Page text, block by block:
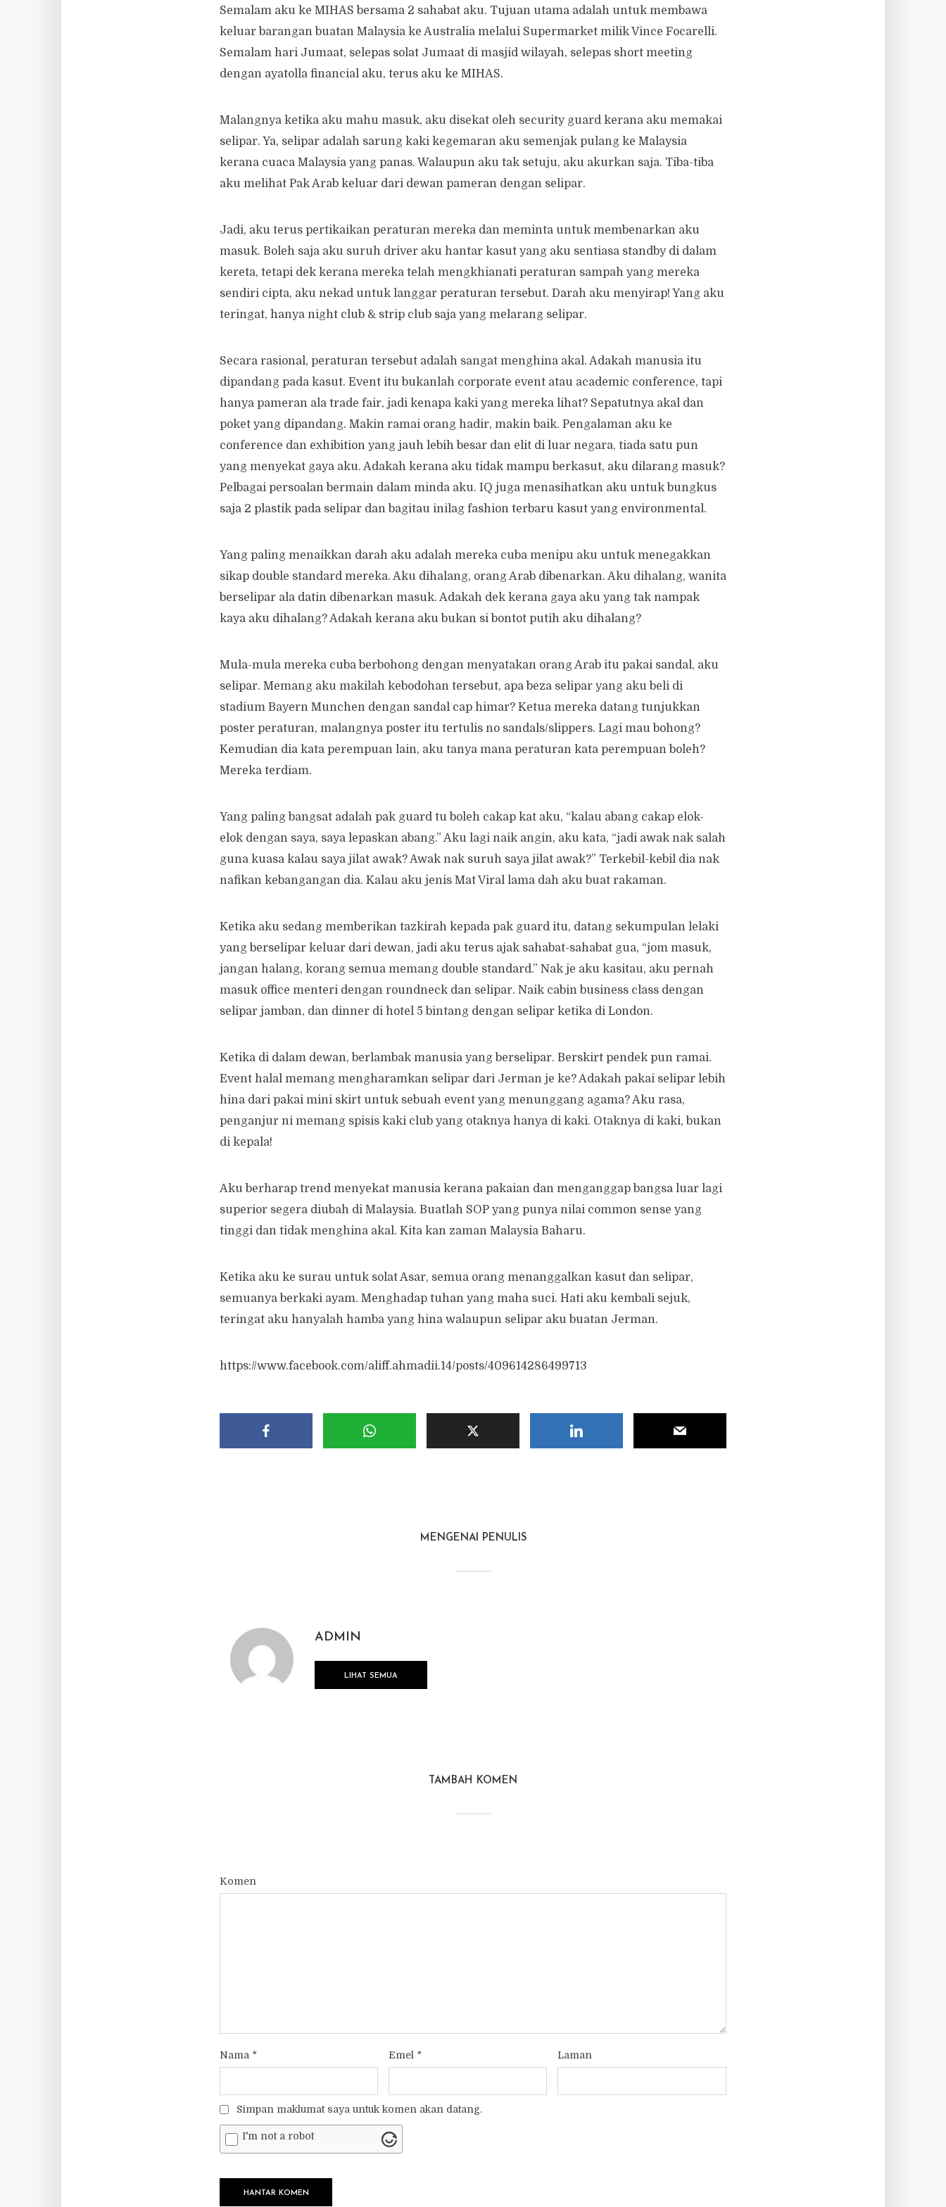
Semalam aku ke MIHAS bersama 2 sahabat aku. Tujuan utama adalah untuk membawa
keluar barangan buatan Malaysia ke Australia melalui Supermarket milik Vince Focarelli.
Semalam hari Jumaat, selepas solat Jumaat di masjid wilayah, selepas short meeting
dengan ayatolla financial aku, terus aku ke MIHAS.
Malangnya ketika aku mahu masuk, aku disekat oleh security guard kerana aku memakai
selipar. Ya, selipar adalah sarung kaki kegemaran aku semenjak pulang ke Malaysia
kerana cuaca Malaysia yang panas. Walaupun aku tak setuju, aku akurkan saja. Tiba-tiba
aku melihat Pak Arab keluar dari dewan pameran dengan selipar.
Jadi, aku terus pertikaikan peraturan mereka dan meminta untuk membenarkan aku
masuk. Boleh saja aku suruh driver aku hantar kasut yang aku sentiasa standby di dalam
kereta, tetapi dek kerana mereka telah mengkhianati peraturan sampah yang mereka
sendiri cipta, aku nekad untuk langgar peraturan tersebut. Darah aku menyirap! Yang aku
teringat, hanya night club & strip club saja yang melarang selipar.
Secara rasional, peraturan tersebut adalah sangat menghina akal. Adakah manusia itu
dipandang pada kasut. Event itu bukanlah corporate event atau academic conference, tapi
hanya pameran ala trade fair, jadi kenapa kaki yang mereka lihat? Sepatutnya akal dan
poket yang dipandang. Makin ramai orang hadir, makin baik. Pengalaman aku ke
conference dan exhibition yang jauh lebih besar dan elit di luar negara, tiada satu pun
yang menyekat gaya aku. Adakah kerana aku tidak mampu berkasut, aku dilarang masuk?
Pelbagai persoalan bermain dalam minda aku. IQ juga menasihatkan aku untuk bungkus
saja 2 plastik pada selipar dan bagitau inilag fashion terbaru kasut yang environmental.
Yang paling menaikkan darah aku adalah mereka cuba menipu aku untuk menegakkan
sikap double standard mereka. Aku dihalang, orang Arab dibenarkan. Aku dihalang, wanita
berselipar ala datin dibenarkan masuk. Adakah dek kerana gaya aku yang tak nampak
kaya aku dihalang? Adakah kerana aku bukan si bontot putih aku dihalang?
Mula-mula mereka cuba berbohong dengan menyatakan orang Arab itu pakai sandal, aku
selipar. Memang aku makilah kebodohan tersebut, apa beza selipar yang aku beli di
stadium Bayern Munchen dengan sandal cap himar? Ketua mereka datang tunjukkan
poster peraturan, malangnya poster itu tertulis no sandals/slippers. Lagi mau bohong?
Kemudian dia kata perempuan lain, aku tanya mana peraturan kata perempuan boleh?
Mereka terdiam.
Yang paling bangsat adalah pak guard tu boleh cakap kat aku, “kalau abang cakap elok-
elok dengan saya, saya lepaskan abang.” Aku lagi naik angin, aku kata, “jadi awak nak salah
guna kuasa kalau saya jilat awak? Awak nak suruh saya jilat awak?” Terkebil-kebil dia nak
nafikan kebangangan dia. Kalau aku jenis Mat Viral lama dah aku buat rakaman.
Ketika aku sedang memberikan tazkirah kepada pak guard itu, datang sekumpulan lelaki
yang berselipar keluar dari dewan, jadi aku terus ajak sahabat-sahabat gua, “jom masuk,
jangan halang, korang semua memang double standard.” Nak je aku kasitau, aku pernah
masuk office menteri dengan roundneck dan selipar. Naik cabin business class dengan
selipar jamban, dan dinner di hotel 5 bintang dengan selipar ketika di London.
Ketika di dalam dewan, berlambak manusia yang berselipar. Berskirt pendek pun ramai.
Event halal memang mengharamkan selipar dari Jerman je ke? Adakah pakai selipar lebih
hina dari pakai mini skirt untuk sebuah event yang menunggang agama? Aku rasa,
penganjur ni memang spisis kaki club yang otaknya hanya di kaki. Otaknya di kaki, bukan
di kepala!
Aku berharap trend menyekat manusia kerana pakaian dan menganggap bangsa luar lagi
superior segera diubah di Malaysia. Buatlah SOP yang punya nilai common sense yang
tinggi dan tidak menghina akal. Kita kan zaman Malaysia Baharu.
Ketika aku ke surau untuk solat Asar, semua orang menanggalkan kasut dan selipar,
semuanya berkaki ayam. Menghadap tuhan yang maha suci. Hati aku kembali sejuk,
teringat aku hanyalah hamba yang hina walaupun selipar aku buatan Jerman.
https://www.facebook.com/aliff.ahmadii.14/posts/409614286499713
MENGENAI PENULIS
ADMIN
LIHAT SEMUA
TAMBAH KOMEN
Komen
Nama * Emel * Laman
Simpan maklumat saya untuk komen akan datang.
I'm not a robot